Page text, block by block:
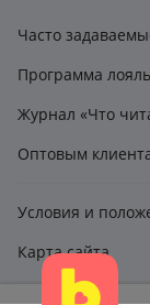
Часто
Программа
Журнал «Что
Оптовым
Условия и
Карта сайта